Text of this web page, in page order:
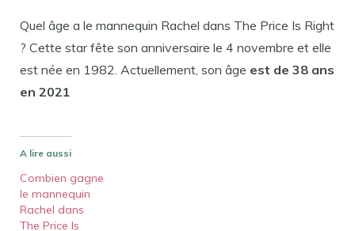
Quel âge a le mannequin Rachel dans The Price Is Right
? Cette star fête son anniversaire le 4 novembre et elle
est née en 1982. Actuellement, son âge est de 38 ans
en 2021
A lire aussi
Combien gagne
le mannequin
Rachel dans
The Price Is